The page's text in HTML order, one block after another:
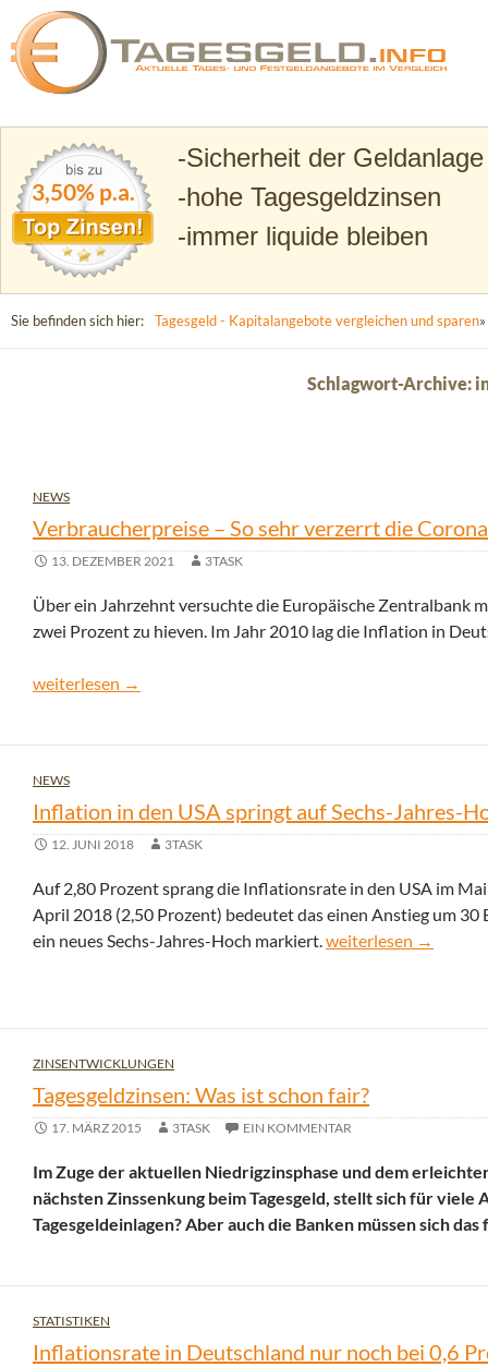
Tagesgeld.info – Tagesgeldkonten vergleichen und
3,50% p.a.
Sicherheit der Geldanlage
hohe Tagesgeldzinsen
immer liquide bleiben
Sie befinden sich hier: Tagesgeld - Kapitalangebote vergleichen und sparen
Schlagwort-Archive:
NEWS
Verbraucherpreise – So sehr verzerrt die
13. DEZEMBER 2021 3TASK
Über ein Jahrzehnt versuchte die Europäische Zentralbank
zwei Prozent zu hieven. Im Jahr 2010 lag die Inflation in
Verbraucherpreise – So sehr verzerrt die Coronakrise die
weiterlesen →
NEWS
Inflation in den USA springt auf Sechs-Jahres-
12. JUNI 2018 3TASK
Auf 2,80 Prozent sprang die Inflationsrate in den USA im
April 2018 (2,50 Prozent) bedeutet das einen Anstieg um
ein neues Sechs-Jahres-Hoch markiert.Inflation in den USA
weiterlesen →
ZINSENTWICKLUNGEN
Tagesgeldzinsen: Was ist schon fair?
17. MÄRZ 2015 3TASK EIN KOMMENTAR
Im Zuge der aktuellen Niedrigzinsphase und dem
nächsten Zinssenkung beim Tagesgeld, stellt sich für viele
Tagesgeldeinlagen? Aber auch die Banken müssen sich das
STATISTIKEN
Inflationsrate in Deutschland nur noch bei 0,6